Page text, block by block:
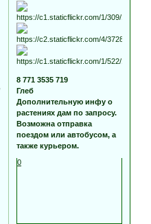
8 771 3535 719
Глеб
Дополнительную инфу о
растениях дам по запросу.
Возможна отправка
поездом или автобусом, а
также курьером.
0